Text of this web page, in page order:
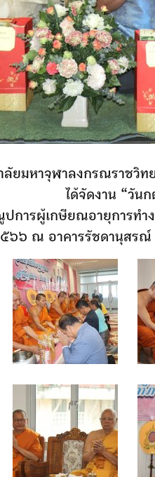
ลัยมหาจุฬาลงกรณราชวิท
ได้จัดงาน “วัน
การผู้เกษียณอายุการทำ
๖ ณ อาคารรัชดานุสรณ์